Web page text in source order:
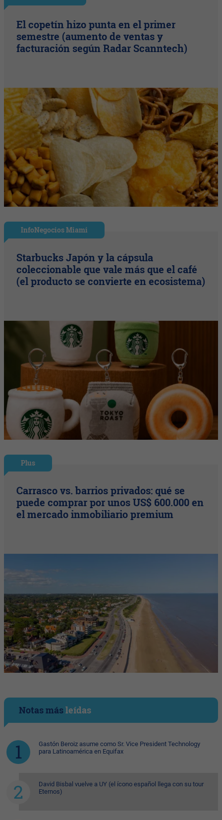
El copetín hizo punta en el primer
semestre (aumento de ventas y
facturación según Radar Scanntech)
InfoNegocios Miami
Starbucks Japón y la cápsula
coleccionable que vale más que el café
(el producto se convierte en ecosistema)
Plus
Carrasco vs. barrios privados: qué se
puede comprar por unos US$ 600.000 en
el mercado inmobiliario premium
Notas másleídas
Gastón Beroiz asume como Sr. Vice President Technology
para Latinoamérica en Equifax
David Bisbal vuelve a UY (el ícono español llega con su tour
Eternos)